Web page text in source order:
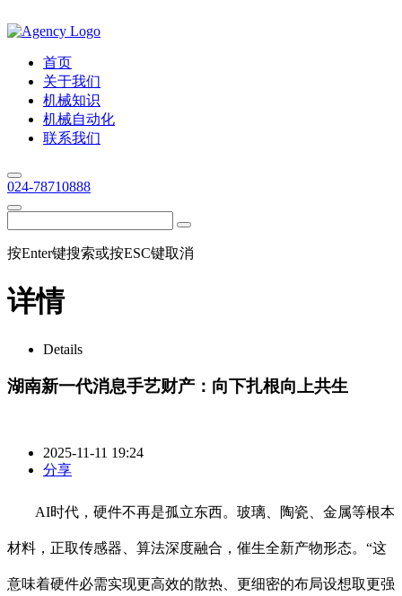
首页
关于我们
机械知识
机械自动化
联系我们
024-78710888
按Enter键搜索或按ESC键取消
详情
Details
湖南新一代消息手艺财产：向下扎根向上共生
2025-11-11 19:24
分享
AI时代，硬件不再是孤立东西。玻璃、陶瓷、金属等根本
材料，正取传感器、算法深度融合，催生全新产物形态。“这
意味着硬件必需实现更高效的散热、更细密的布局设想取更强